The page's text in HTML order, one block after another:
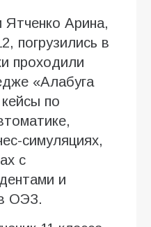
Арина,
погрузились в
проходили
«Алабуга
по
симуляциях,
с
и
ОЭЗ.